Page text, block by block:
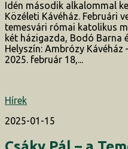
Idén második alkalommal
Közéleti Kávéház. Februári
temesvári római katolikus
két házigazda, Bodó Barna
Helyszín: Ambrózy
2025. február 18,...
Hírek
2025-01-15